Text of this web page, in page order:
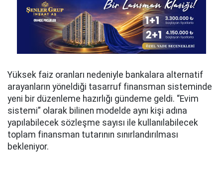
Yüksek faiz oranları nedeniyle bankalara alternatif
arayanların yöneldiği tasarruf finansman sisteminde
yeni bir düzenleme hazırlığı gündeme geldi. “Evim
sistemi” olarak bilinen modelde aynı kişi adına
yapılabilecek sözleşme sayısı ile kullanılabilecek
toplam finansman tutarının sınırlandırılması
bekleniyor.